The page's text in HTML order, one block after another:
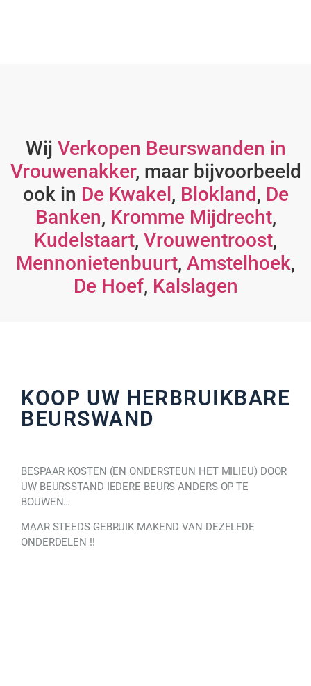
Wij Verkopen Beurswanden in
Vrouwenakker, maar bijvoorbeeld
ook in De Kwakel, Blokland, De
Banken, Kromme Mijdrecht,
Kudelstaart, Vrouwentroost,
Mennonietenbuurt, Amstelhoek,
De Hoef, Kalslagen
KOOP UW HERBRUIKBARE
BEURSWAND
BESPAAR KOSTEN (EN ONDERSTEUN HET MILIEU) DOOR
UW BEURSSTAND IEDERE BEURS ANDERS OP TE
BOUWEN…
MAAR STEEDS GEBRUIK MAKEND VAN DEZELFDE
ONDERDELEN !!